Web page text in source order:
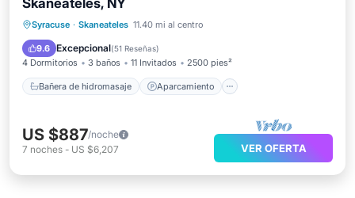
Skaneateles, NY
Syracuse · Skaneateles 11.40 mi al centro
9.6 Excepcional(51 Reseñas)
4 Dormitorios 3 baños 11 Invitados 2500 pies²
Bañera de hidromasaje Aparcamiento
Bañera de hidromasaje
Piscina
Spa
US $887/noche
7 noches - US $6,207 VER OFERTA